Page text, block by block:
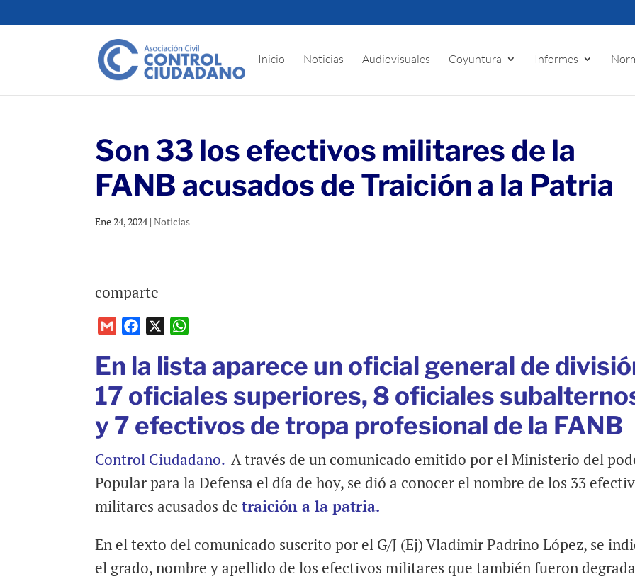
Inicio Noticias Audiovisuales Coyuntura Informes
Son 33 los efectivos militares de la
FANB acusados de Traición a la Patria
Ene 24, 2024|Noticias
comparte
G
a
l
c
b
o
o
k
a
s
A
p
p
En la lista aparece un oficial general de
17 oficiales superiores, 8 oficiales
y 7 efectivos de tropa profesional de la FANB
Control Ciudadano.-A través de un comunicado emitido por el Ministerio del
Popular para la Defensa el día de hoy, se dió a conocer el nombre de los 33
militares acusados detraición a la patria.
En el texto del comunicado suscrito por el G/J (Ej) Vladimir Padrino López, se
el grado, nombre y apellido de los efectivos militares que también fueron